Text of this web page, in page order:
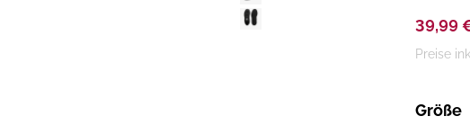
39,99
Preise
Größe